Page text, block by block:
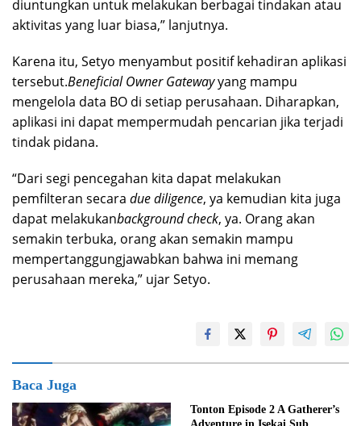
diuntungkan untuk melakukan berbagai tindakan atau
aktivitas yang luar biasa,” lanjutnya.
Karena itu, Setyo menyambut positif kehadiran aplikasi
tersebut.Beneficial Owner Gatewayyang mampu
mengelola data BO di setiap perusahaan. Diharapkan,
aplikasi ini dapat mempermudah pencarian jika terjadi
tindak pidana.
“Dari segi pencegahan kita dapat melakukan
pemfilteran secara due diligence, ya kemudian kita juga
dapat melakukanbackground check, ya. Orang akan
semakin terbuka, orang akan semakin mampu
mempertanggungjawabkan bahwa ini memang
perusahaan mereka,” ujar Setyo.
Baca Juga
Tonton Episode 2 A Gatherer’s